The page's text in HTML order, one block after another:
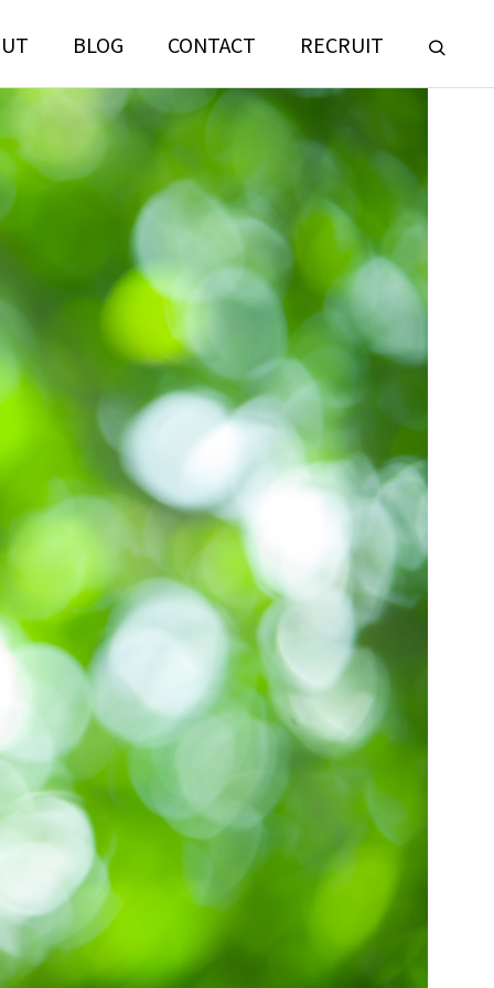
BLOG CONTACT RECRUIT
LANDSCAPE
CONSULTING
ランドスケープコンサルティング部門
ランドスケープコンサルティング部門